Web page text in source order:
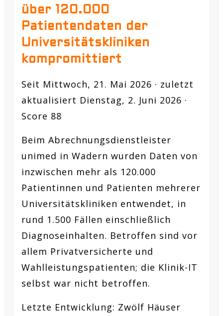
über 120.000
Patientendaten der
Universitätskliniken
kompromittiert
Seit Mittwoch, 21. Mai 2026 · zuletzt
aktualisiert Dienstag, 2. Juni 2026 ·
Score 88
Beim Abrechnungsdienstleister
unimed in Wadern wurden Daten von
inzwischen mehr als 120.000
Patientinnen und Patienten mehrerer
Universitätskliniken entwendet, in
rund 1.500 Fällen einschließlich
Diagnoseinhalten. Betroffen sind vor
allem Privatversicherte und
Wahlleistungspatienten; die Klinik-IT
selbst war nicht betroffen.
Letzte Entwicklung: Zwölf Häuser